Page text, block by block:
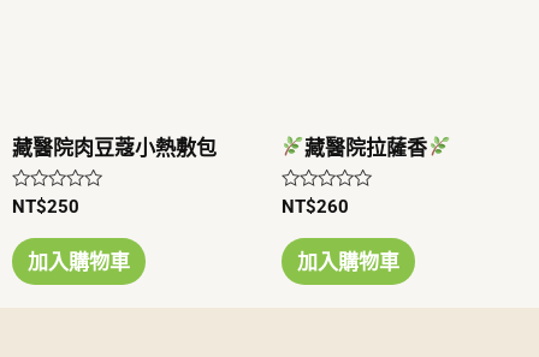
藏醫院肉豆蔻小熱敷包
評
0
滿
分
NT$250
加入購物車
藏醫院拉薩香
評
0
滿
分
NT$260
加入購物車